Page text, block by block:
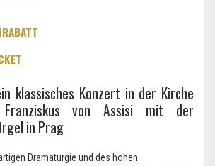
klassisches Konzert in der Kirche
von Assisi mit der
in Prag
Dramaturgie und des hohen